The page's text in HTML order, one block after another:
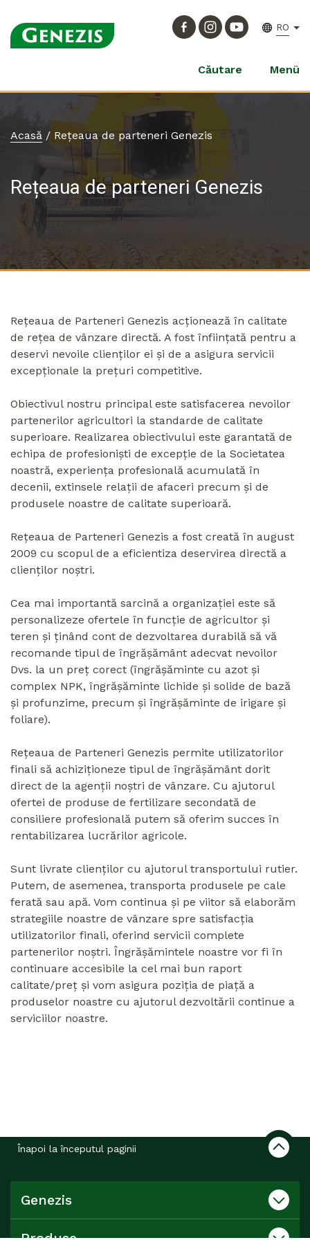
RO
Căutare Menü
Acasă / Rețeaua de parteneri Genezis
Rețeaua de parteneri Genezis
Rețeaua de Parteneri Genezis acționează în calitate
de rețea de vânzare directă. A fost înființată pentru a
deservi nevoile clienților ei și de a asigura servicii
excepționale la prețuri competitive.
Obiectivul nostru principal este satisfacerea nevoilor
partenerilor agricultori la standarde de calitate
superioare. Realizarea obiectivului este garantată de
echipa de profesioniști de excepție de la Societatea
noastră, experiența profesională acumulată în
decenii, extinsele relații de afaceri precum și de
produsele noastre de calitate superioară.
Rețeaua de Parteneri Genezis a fost creată în august
2009 cu scopul de a eficientiza deservirea directă a
clienților noștri.
Cea mai importantă sarcină a organizației este să
personalizeze ofertele în funcție de agricultor și
teren și ținând cont de dezvoltarea durabilă să vă
recomande tipul de îngrășământ adecvat nevoilor
Dvs. la un preț corect (îngrășăminte cu azot și
complex NPK, îngrășăminte lichide și solide de bază
și profunzime, precum și îngrășăminte de irigare și
foliare).
Rețeaua de Parteneri Genezis permite utilizatorilor
finali să achiziționeze tipul de îngrășământ dorit
direct de la agenții noștri de vânzare. Cu ajutorul
ofertei de produse de fertilizare secondată de
consiliere profesională putem să oferim succes în
rentabilizarea lucrărilor agricole.
Sunt livrate clienților cu ajutorul transportului rutier.
Putem, de asemenea, transporta produsele pe cale
ferată sau apă. Vom continua și pe viitor să elaborăm
strategiile noastre de vânzare spre satisfacția
utilizatorilor finali, oferind servicii complete
partenerilor noștri. Îngrășămintele noastre vor fi în
continuare accesibile la cel mai bun raport
calitate/preț și vom asigura poziția de piață a
produselor noastre cu ajutorul dezvoltării continue a
serviciilor noastre.
Înapoi la începutul paginii
Genezis